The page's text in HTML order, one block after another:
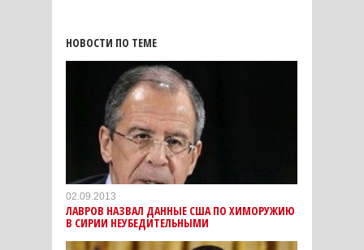
НОВОСТИ ПО ТЕМЕ
02.09.2013
ЛАВРОВ НАЗВАЛ ДАННЫЕ США ПО ХИМОРУЖИЮ
В СИРИИ НЕУБЕДИТЕЛЬНЫМИ